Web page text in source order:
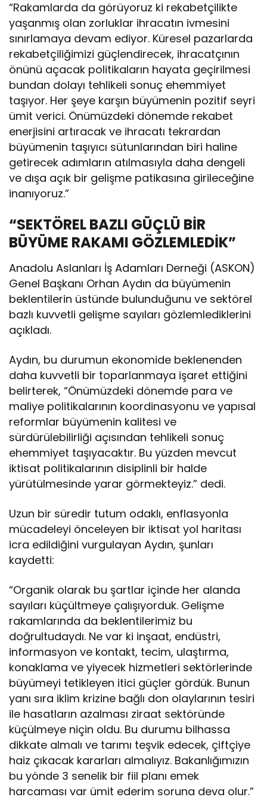
“Rakamlarda da görüyoruz ki rekabetçilikte
yaşanmış olan zorluklar ihracatın ivmesini
sınırlamaya devam ediyor. Küresel pazarlarda
rekabetçiliğimizi güçlendirecek, ihracatçının
önünü açacak politikaların hayata geçirilmesi
bundan dolayı tehlikeli sonuç ehemmiyet
taşıyor. Her şeye karşın büyümenin pozitif seyri
ümit verici. Önümüzdeki dönemde rekabet
enerjisini artıracak ve ihracatı tekrardan
büyümenin taşıyıcı sütunlarından biri haline
getirecek adımların atılmasıyla daha dengeli
ve dışa açık bir gelişme patikasına girileceğine
inanıyoruz.”
“SEKTÖREL BAZLI GÜÇLÜ BİR
BÜYÜME RAKAMI GÖZLEMLEDİK”
Anadolu Aslanları İş Adamları Derneği (ASKON)
Genel Başkanı Orhan Aydın da büyümenin
beklentilerin üstünde bulunduğunu ve sektörel
bazlı kuvvetli gelişme sayıları gözlemlediklerini
açıkladı.
Aydın, bu durumun ekonomide beklenenden
daha kuvvetli bir toparlanmaya işaret ettiğini
belirterek, “Önümüzdeki dönemde para ve
maliye politikalarının koordinasyonu ve yapısal
reformlar büyümenin kalitesi ve
sürdürülebilirliği açısından tehlikeli sonuç
ehemmiyet taşıyacaktır. Bu yüzden mevcut
iktisat politikalarının disiplinli bir halde
yürütülmesinde yarar görmekteyiz.” dedi.
Uzun bir süredir tutum odaklı, enflasyonla
mücadeleyi önceleyen bir iktisat yol haritası
icra edildiğini vurgulayan Aydın, şunları
kaydetti:
“Organik olarak bu şartlar içinde her alanda
sayıları küçültmeye çalışıyorduk. Gelişme
rakamlarında da beklentilerimiz bu
doğrultudaydı. Ne var ki inşaat, endüstri,
informasyon ve kontakt, tecim, ulaştırma,
konaklama ve yiyecek hizmetleri sektörlerinde
büyümeyi tetikleyen itici güçler gördük. Bunun
yanı sıra iklim krizine bağlı don olaylarının tesiri
ile hasatların azalması ziraat sektöründe
küçülmeye niçin oldu. Bu durumu bilhassa
dikkate almalı ve tarımı teşvik edecek, çiftçiye
haiz çıkacak kararları almalıyız. Bakanlığımızın
bu yönde 3 senelik bir fiil planı emek
harcaması var ümit ederim soruna deva olur.”